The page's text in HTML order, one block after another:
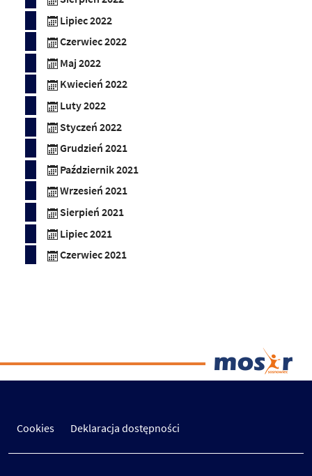
Lipiec 2022
Czerwiec 2022
Maj 2022
Kwiecień 2022
Luty 2022
Styczeń 2022
Grudzień 2021
Październik 2021
Wrzesień 2021
Sierpień 2021
Lipiec 2021
Czerwiec 2021
Cookies Deklaracja dostępności